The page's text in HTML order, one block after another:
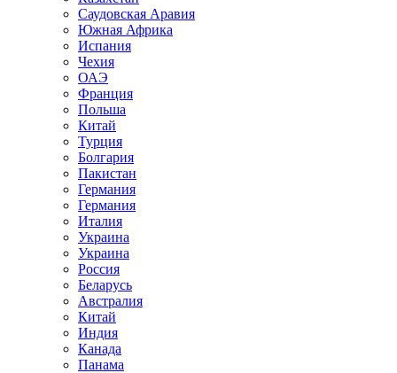
Саудовская Аравия
Южная Африка
Испания
Чехия
ОАЭ
Франция
Польша
Китай
Турция
Болгария
Пакистан
Германия
Германия
Италия
Украина
Украина
Россия
Беларусь
Австралия
Китай
Индия
Канада
Панама